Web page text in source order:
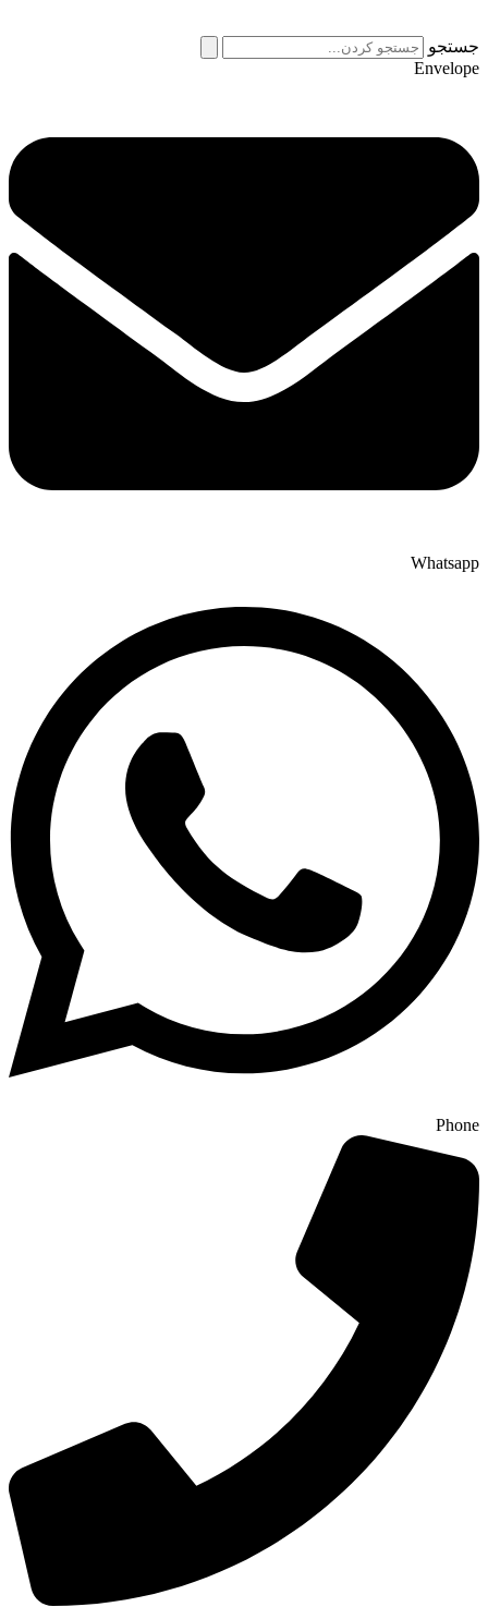
جستجو
Envelope
Whatsapp
Phone